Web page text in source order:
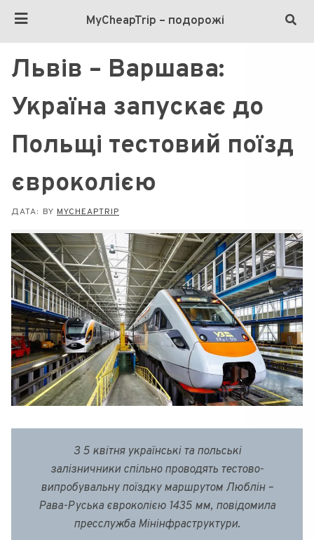
MyCheapTrip – подорожі
Львів – Варшава:
Україна запускає до
Польщі тестовий поїзд
євроколією
ДАТА: BY MYCHEAPTRIP
З 5 квітня українські та польські
залізничники спільно проводять тестово-
випробувальну поїздку маршрутом Люблін –
Рава-Руська євроколією 1435 мм, повідомила
пресслужба Мінінфраструктури.